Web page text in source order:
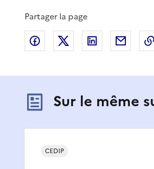
Partager la page
Partager sur Facebook
Partager sur XPartager sur
Sur le même
CEDIP